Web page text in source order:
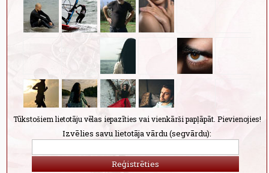
Tūkstošiem lietotāju vēlas iepazīties vai vienkārši papļāpāt. Pievienojies!
Izvēlies savu lietotāja vārdu (segvārdu):